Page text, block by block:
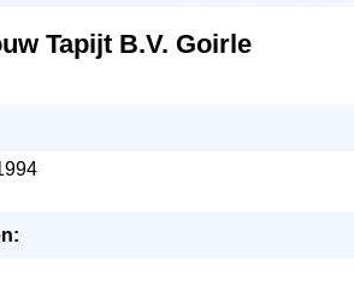
Tapijt B.V. Goirle